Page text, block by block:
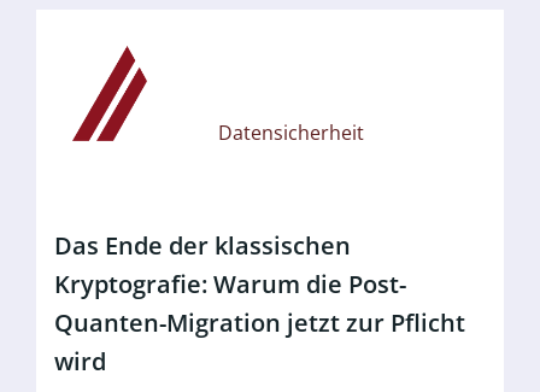
Datensicherheit
Das Ende der klassischen
Kryptografie: Warum die Post-
Quanten-Migration jetzt zur Pflicht
wird